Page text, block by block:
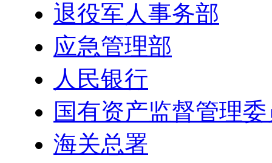
退役军人事务部
应急管理部
人民银行
国有资产监督管理
海关总署